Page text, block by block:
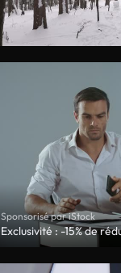
Sponsorisé par iStock
Exclusivité : -15% de